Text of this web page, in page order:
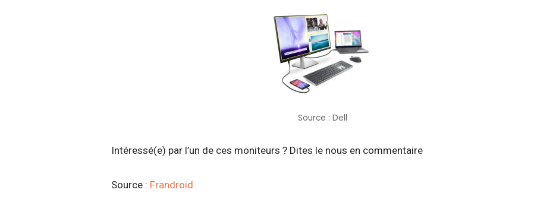
Source : Dell
Intéressé(e) par l’un de ces moniteurs ? Dites le nous en commentaire
Source : Frandroid